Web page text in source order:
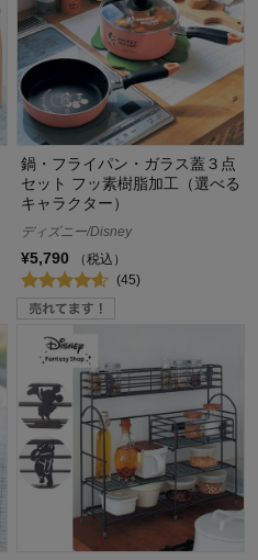
鍋・フライパン・ガラス蓋３点
セット フッ素樹脂加工（選べる
キャラクター）
ディズニー/Disney
¥5,790
（税込）
(45)